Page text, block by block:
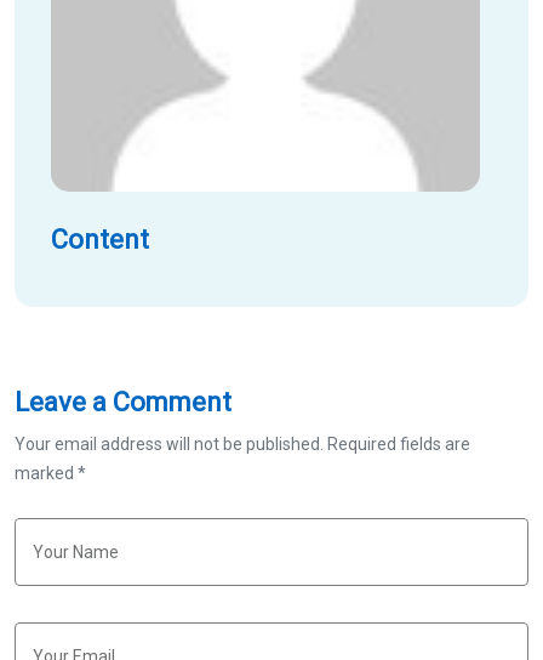
Content
Leave a Comment
Your email address will not be published. Required fields are
marked *